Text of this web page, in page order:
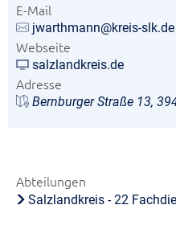
E-Mail
jwarthmann@kreis-slk.de
Webseite
salzlandkreis.de
Adresse
Bernburger Straße 13,
Abteilungen
Salzlandkreis - 22